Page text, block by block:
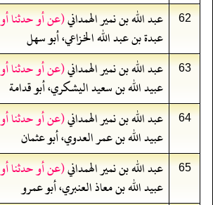
62 عبد الله بن نمير الهمداني(عن أو حدثنا
عبدة بن عبد الله الخزاعي، أبو سهل
63 عبد الله بن نمير الهمداني(عن أو حدثنا
عبيد الله بن سعيد اليشكري، أبو قدامة
64 عبد الله بن نمير الهمداني(عن أو حدثنا
عبيد الله بن عمر العدوي، أبو عثمان
65 عبد الله بن نمير الهمداني(عن أو حدثنا
عبيد الله بن معاذ العنبري، أبو عمرو